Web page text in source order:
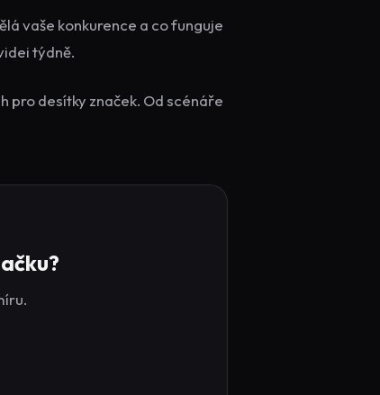
vaše konkurence a co funguje
týdně.
pro desítky značek. Od scénáře